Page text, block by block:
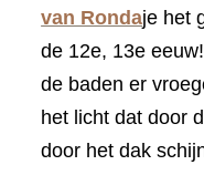
van Rondaje het
de 12e, 13e
de baden er
het licht dat door
door het dak